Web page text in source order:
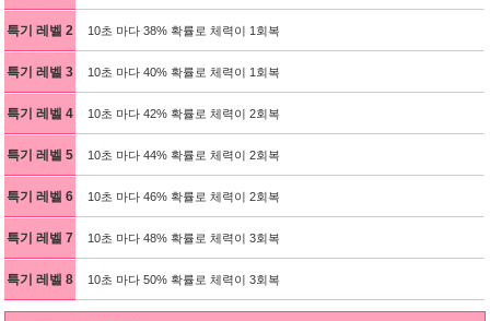
특기 레벨 2 10초 마다 38% 확률로 체력이 1회복
특기 레벨 3 10초 마다 40% 확률로 체력이 1회복
특기 레벨 4 10초 마다 42% 확률로 체력이 2회복
특기 레벨 5 10초 마다 44% 확률로 체력이 2회복
특기 레벨 6 10초 마다 46% 확률로 체력이 2회복
특기 레벨 7 10초 마다 48% 확률로 체력이 3회복
특기 레벨 8 10초 마다 50% 확률로 체력이 3회복